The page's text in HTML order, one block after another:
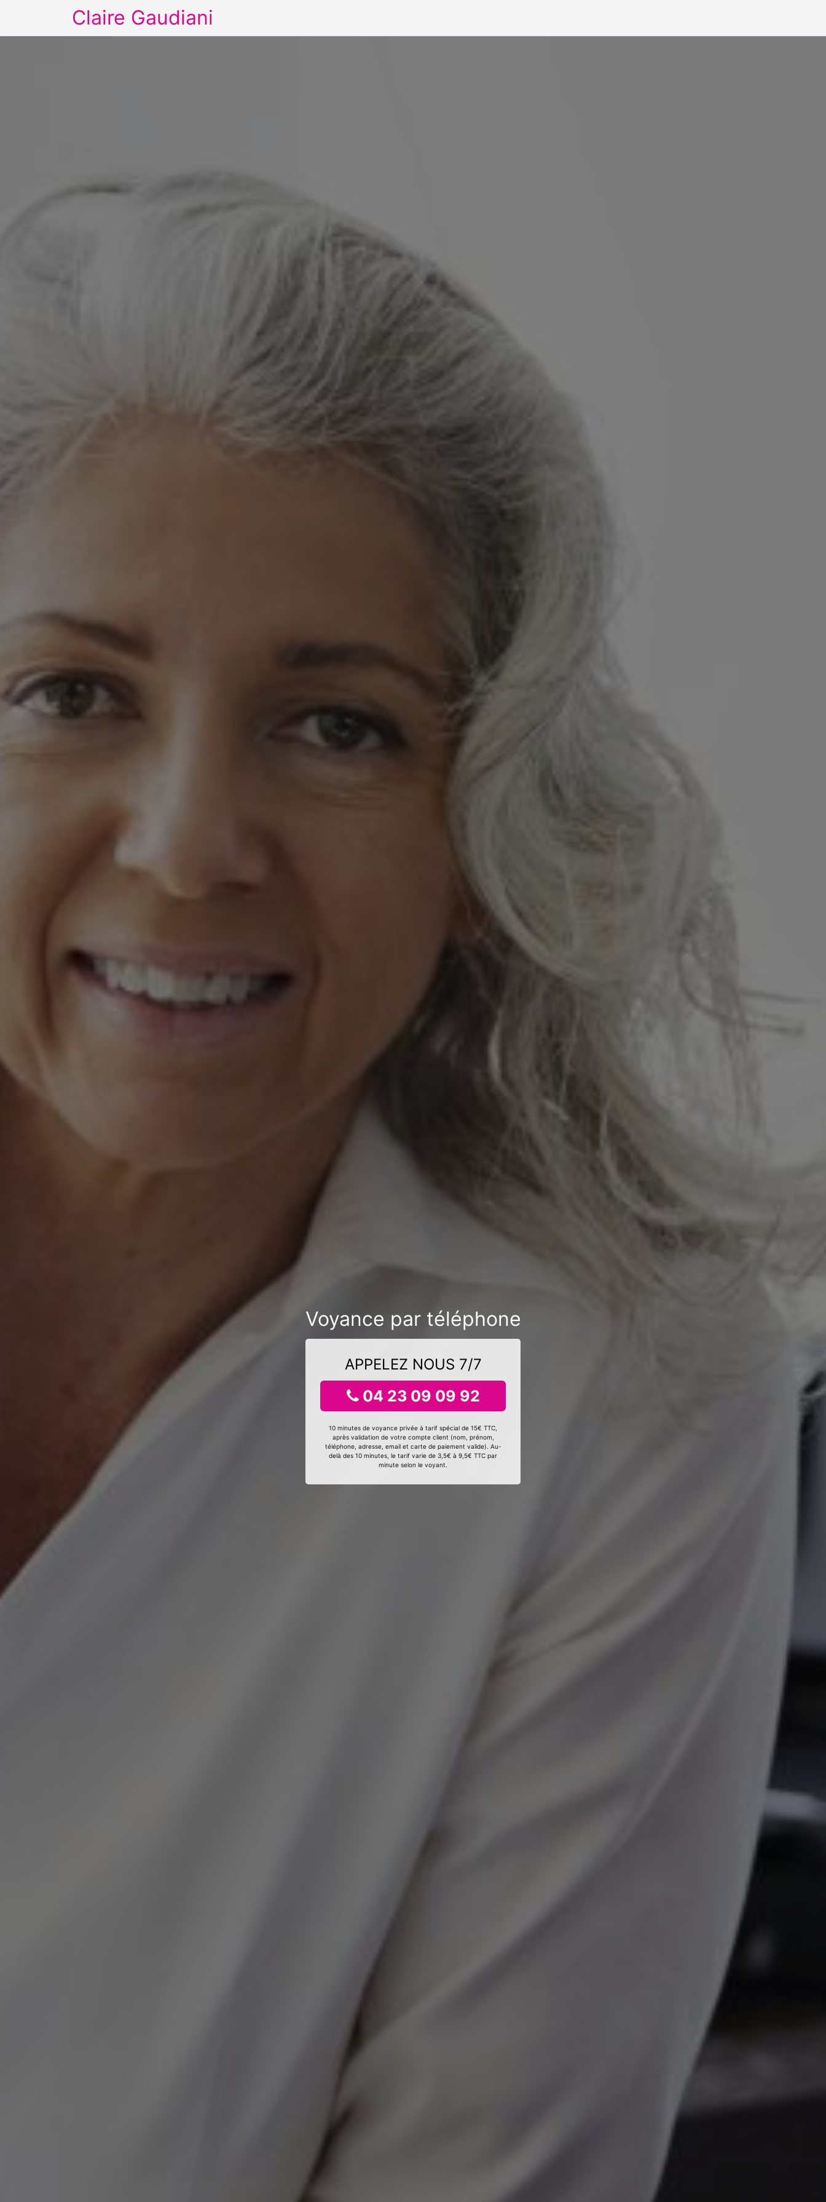
Claire Gaudiani
Voyance par téléphone
APPELEZ NOUS 7/7
04 23 09 09 92
10 minutes de voyance privée à tarif spécial de 15€ TTC,
après validation de votre compte client (nom, prénom,
téléphone, adresse, email et carte de paiement valide). Au-
delà des 10 minutes, le tarif varie de 3,5€ à 9,5€ TTC par
minute selon le voyant.